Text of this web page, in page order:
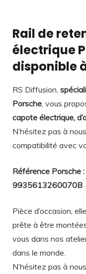
Rail de
électrique
disponible
RS Diffusion,
Porsche, vous
capote électrique,
N’hésitez pas à
compatibilité avec
Référence
9935613260070B
Pièce d’occasion,
prête à être
vous dans nos
dans le monde.
N’hésitez pas à